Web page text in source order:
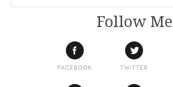
Follow Me